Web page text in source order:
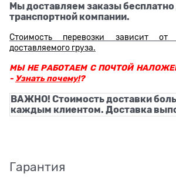
Мы доставляем заказы
транспортной компании.
Стоимость перевозки зависит
доставляемого груза.
МЫ НЕ РАБОТАЕМ С ПОЧТОЙ
- Узнать почему!?
ВАЖНО! Стоимость доставки
каждым клиентом. Доставка
Гарантия